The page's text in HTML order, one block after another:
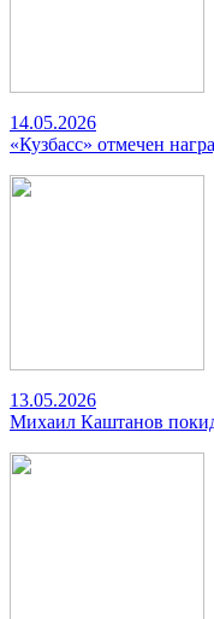
14.05.2026
«Кузбасс» отмечен
13.05.2026
Михаил Каштанов